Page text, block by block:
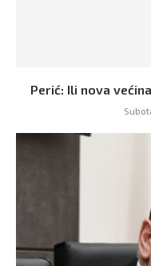
Perić: Ili nova